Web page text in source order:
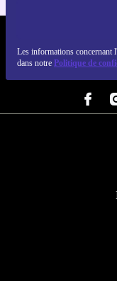
Les informations concernant
dans notre Politique de